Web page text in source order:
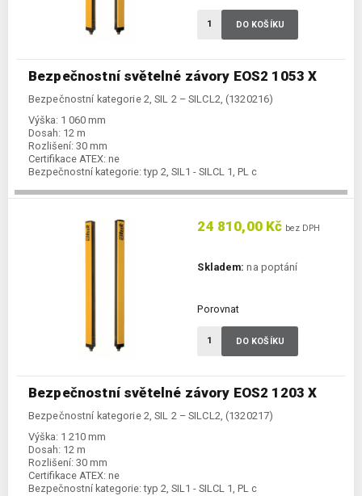
Bezpečnostní světelné závory EOS2 1053 X
Bezpečnostní kategorie 2, SIL 2 – SILCL2, (1320216)
Výška: 1 060 mm
Dosah: 12 m
Rozlišení: 30 mm
Certifikace ATEX: ne
Bezpečnostní kategorie: typ 2, SIL1 - SILCL 1, PL c
DO KOŠÍKU
Bezpečnostní světelné závory EOS2 1203 X
Bezpečnostní kategorie 2, SIL 2 – SILCL2, (1320217)
Výška: 1 210 mm
Dosah: 12 m
Rozlišení: 30 mm
Certifikace ATEX: ne
Bezpečnostní kategorie: typ 2, SIL1 - SILCL 1, PL c
24 810,00 Kč bez DPH
Skladem: na poptání
Porovnat
DO KOŠÍKU